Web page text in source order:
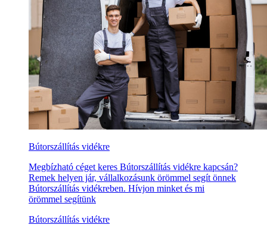
Bútorszállítás vidékre
Megbízható céget keres Bútorszállítás vidékre kapcsán?
Remek helyen jár, vállalkozásunk örömmel segít önnek
Bútorszállítás vidékreben. Hívjon minket és mi
örömmel segítünk
Bútorszállítás vidékre